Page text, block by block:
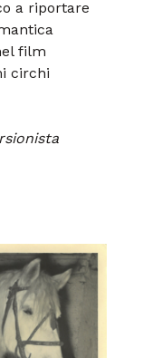
a riportare
film
circhi